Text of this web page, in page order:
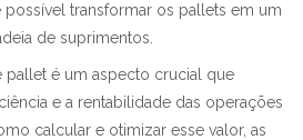
transformar os pallets em um
de suprimentos.
pallet é um aspecto crucial que
e a rentabilidade das operações
calcular e otimizar esse valor, as